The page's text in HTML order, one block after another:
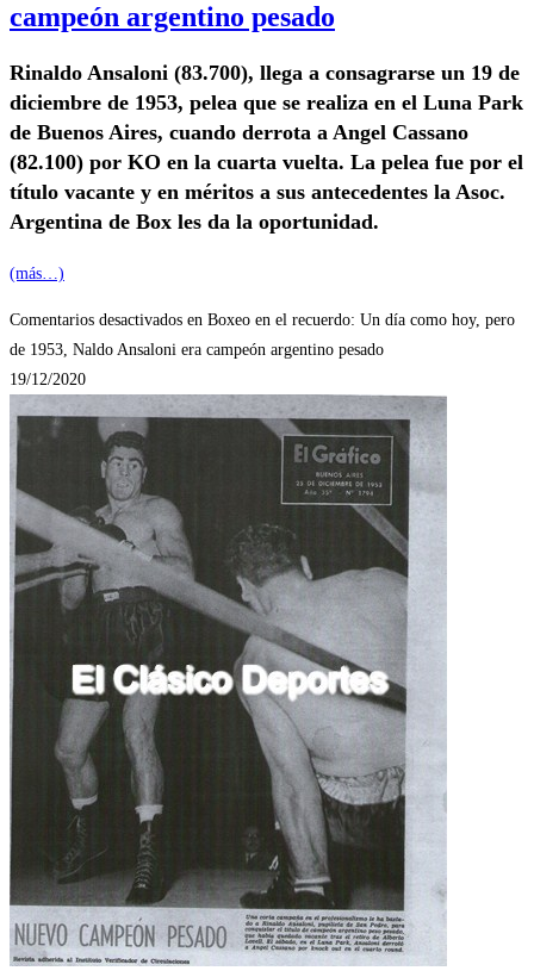
campeón argentino pesado
Rinaldo Ansaloni (83.700), llega a consagrarse un 19 de
diciembre de 1953, pelea que se realiza en el Luna Park
de Buenos Aires, cuando derrota a Angel Cassano
(82.100) por KO en la cuarta vuelta. La pelea fue por el
título vacante y en méritos a sus antecedentes la Asoc.
Argentina de Box les da la oportunidad.
(más…)
Comentarios desactivados en Boxeo en el recuerdo: Un día como hoy, pero
de 1953, Naldo Ansaloni era campeón argentino pesado
19/12/2020